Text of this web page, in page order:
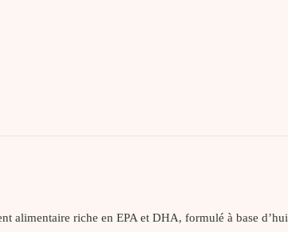
alimentaire riche en EPA et DHA, formulé à base